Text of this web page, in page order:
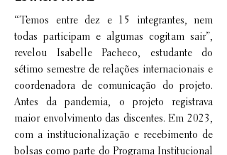
“Temos entre dez e 15 integrantes, nem
todas participam e algumas cogitam sair”,
revelou Isabelle Pacheco, estudante do
sétimo semestre de relações internacionais e
coordenadora de comunicação do projeto.
Antes da pandemia, o projeto registrava
maior envolvimento das discentes. Em 2023,
com a institucionalização e recebimento de
bolsas como parte do Programa Institucional